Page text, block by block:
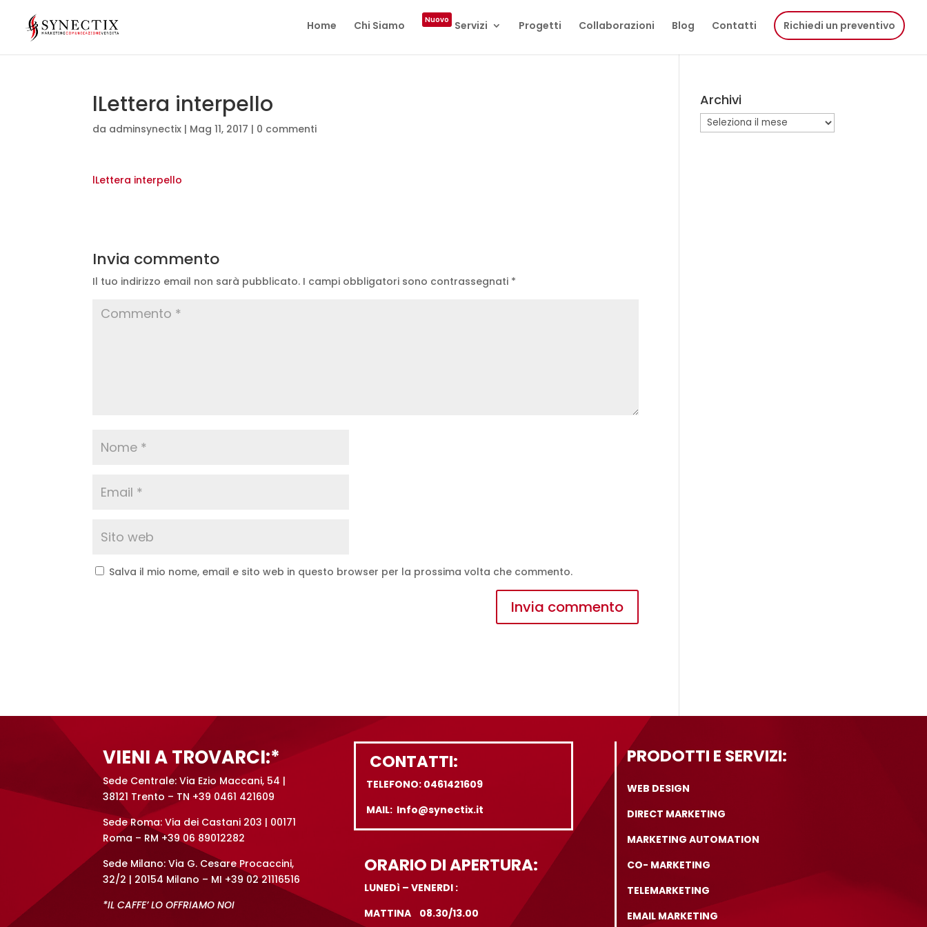
Home Chi Siamo Nuovo Servizi Progetti Collaborazioni Blog Contatti Richiedi un preventivo
lLettera interpello
da adminsynectix | Mag 11, 2017 | 0 commenti
lLettera interpello
Invia commento
Il tuo indirizzo email non sarà pubblicato. I campi obbligatori sono contrassegnati *
Salva il mio nome, email e sito web in questo browser per la prossima volta che commento.
v
Archivi
Archivi
VIENI A TROVARCI:*
Sede Centrale: Via Ezio Maccani, 54 |
38121 Trento – TN +39 0461 421609
Sede Roma: Via dei Castani 203 | 00171
Roma – RM +39 06 89012282
Sede Milano: Via G. Cesare Procaccini,
32/2 | 20154 Milano – MI +39 02 21116516
*IL CAFFE’ LO OFFRIAMO NOI
CONTATTI:
TELEFONO: 0461421609
MAIL: Info@synectix.it
ORARIO DI APERTURA:
LUNEDì – VENERDI :
MATTINA 08.30/13.00
PRODOTTI E SERVIZI:
WEB DESIGN
DIRECT MARKETING
MARKETING AUTOMATION
CO- MARKETING
TELEMARKETING
EMAIL MARKETING